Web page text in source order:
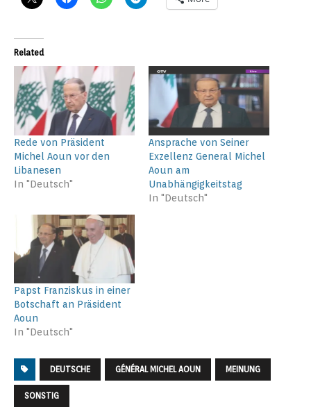
Related
Rede von Präsident
Michel Aoun vor den
Libanesen
In "Deutsch"
Ansprache von Seiner
Exzellenz General Michel
Aoun am
Unabhängigkeitstag
In "Deutsch"
Papst Franziskus in einer
Botschaft an Präsident
Aoun
In "Deutsch"
DEUTSCHE GÉNÉRAL MICHEL AOUN MEINUNG
SONSTIG